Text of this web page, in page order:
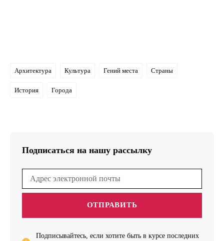
Архитектура Культура Гений места Страны
История Города
Подписаться на нашу рассылку
ОТПРАВИТЬ
Подписывайтесь, если хотите быть в курсе последних